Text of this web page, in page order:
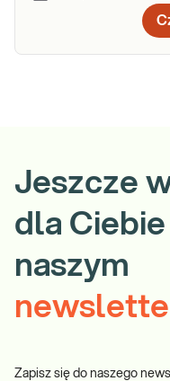
Jeszcze
dla
naszym
Zapisz się do naszego